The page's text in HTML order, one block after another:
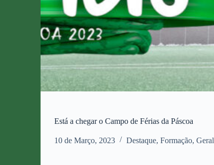
Está a chegar o Campo de Férias da Páscoa
10 de Março, 2023 Destaque,Formação,Geral